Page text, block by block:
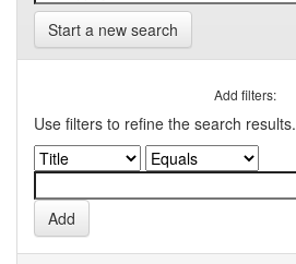
Start a new search
Add filters:
Use filters to refine the search results.